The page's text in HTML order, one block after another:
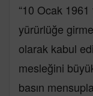
“10 Ocak 1961
yürürlüğe
olarak kabul
mesleğini
basın